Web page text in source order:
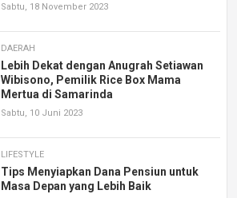
Sabtu, 18 November 2023
DAERAH
Lebih Dekat dengan Anugrah Setiawan
Wibisono, Pemilik Rice Box Mama
Mertua di Samarinda
Sabtu, 10 Juni 2023
LIFESTYLE
Tips Menyiapkan Dana Pensiun untuk
Masa Depan yang Lebih Baik